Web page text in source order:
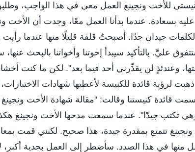
للأخت ونجينغ العمل معي في هذا الواجب،
بسعادة. عندما بدأنا العمل معًا، وجدت أن الأخت
جيدان جدًا. أصبحتُ قلقة قليلًا منها عندما
عليَّ. بالتأكيد سيبدأ إخوتنا وأخواتنا بالبحث
وعندئذٍ لن يقدِّرني أحد فيما بعد". لكن ما كنت
ذهبت لرؤية قائدة للكنيسة لأعطيها شهادات الاختبارات،
قائدة كنيستنا وقالت: "مقالة شهادة الأخت
وهي تكتب جيدًا". عندما سمعت مدحها الأخت ونجينغ
تتمتع بمقدرة جيدة، هذا صحيح. لكنني قمت
منها في هذا الصدد. سأضطر إلى العمل بجدية أكبر،